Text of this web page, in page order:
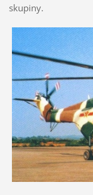
skupiny.